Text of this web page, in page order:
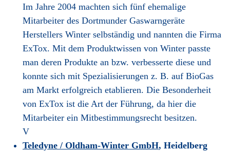
Im Jahre 2004 machten sich fünf ehemalige
Mitarbeiter des Dortmunder Gaswarngeräte
Herstellers Winter selbständig und nannten die Firma
ExTox. Mit dem Produktwissen von Winter passte
man deren Produkte an bzw. verbesserte diese und
konnte sich mit Spezialisierungen z. B. auf BioGas
am Markt erfolgreich etablieren. Die Besonderheit
von ExTox ist die Art der Führung, da hier die
Mitarbeiter ein Mitbestimmungsrecht besitzen.
V
Teledyne / Oldham-Winter GmbH, Heidelberg